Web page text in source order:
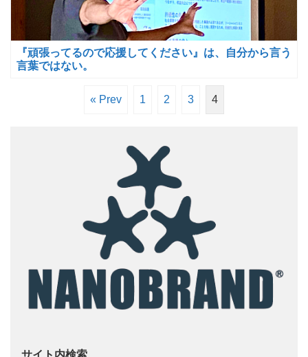
『頑張ってるので応援してください』は、自分から言う
言葉ではない。
« Prev 1 2 3 4
サイト内検索